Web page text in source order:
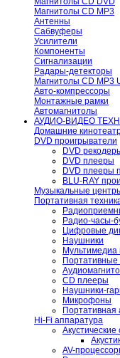
Магнитолы CD MP3
Антенны
Сабвуферы
Усилители
Компоненты
Сигнализации
Радары-детекторы
Магнитолы CD MP3
Авто-компрессоры
Монтажные рамки
Автомагнитолы
АУДИО-ВИДЕО
Домашние
DVD проигрыватели
DVD
DVD плееры
DVD плееры
BLU-RAY
Музыкальные
Портативная
Радио-часы-
Цифровые
Наушники
Мультимедиа
CD плееры
Наушники-
Микрофоны
Портативная
Hi-Fi аппаратура
AV-